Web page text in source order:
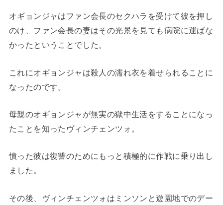
オギョンジャはファン会長のセクハラを受けて彼を押し
のけ、ファン会長の妻はその光景を見ても病院に運ばな
かったということでした。
これにオギョンジャは殺人の濡れ衣を着せられることに
なったのです。
母親のオギョンジャが無実の獄中生活をすることになっ
たことを知ったヴィンチェンツォ。
憤った彼は復讐のためにもっと積極的に作戦に乗り出し
ました。
その後、ヴィンチェンツォはミンソンと遊園地でのデー